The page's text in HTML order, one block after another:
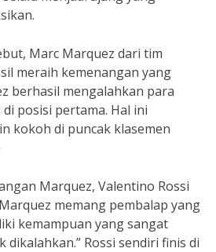
Marc Marquez dari tim
meraih kemenangan yang
berhasil mengalahkan para
posisi pertama. Hal ini
kokoh di puncak klasemen
Marquez, Valentino Rossi
memang pembalap yang
kemampuan yang sangat
Rossi sendiri finis di